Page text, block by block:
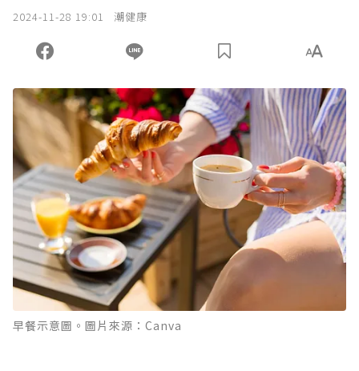
2024-11-28 19:01 潮健康
早餐示意圖。圖片來源：Canva